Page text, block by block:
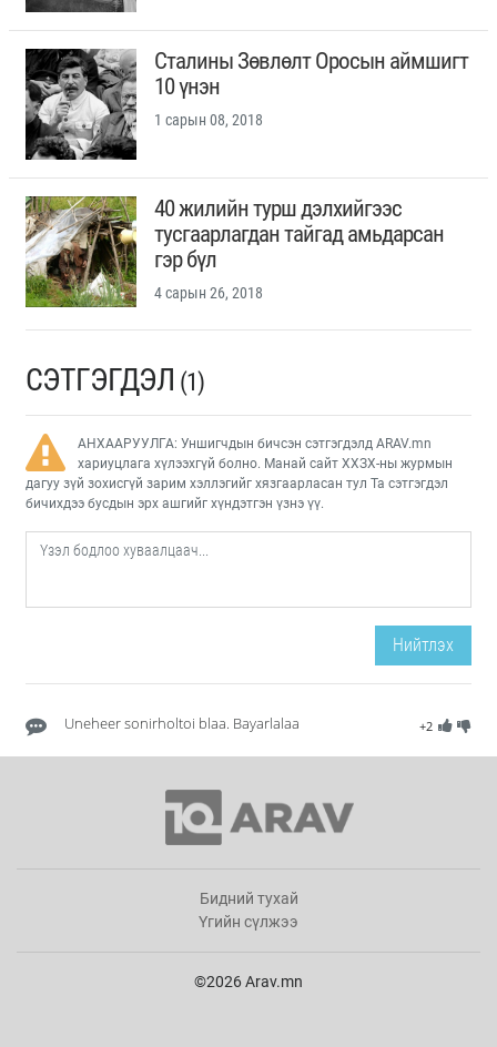
Сталины Зөвлөлт Оросын аймшигт
10 үнэн
1 сарын 08, 2018
40 жилийн турш дэлхийгээс
тусгаарлагдан тайгад амьдарсан
гэр бүл
4 сарын 26, 2018
СЭТГЭГДЭЛ (1)
АНХААРУУЛГА: Уншигчдын бичсэн сэтгэгдэлд ARAV.mn
хариуцлага хүлээхгүй болно. Манай сайт ХХЗХ-ны журмын
дагуу зүй зохисгүй зарим хэллэгийг хязгаарласан тул Та сэтгэгдэл
бичихдээ бусдын эрх ашгийг хүндэтгэн үзнэ үү.
Нийтлэх
+2
Uneheer sonirholtoi blaa. Bayarlalaa
Бидний тухай
Үгийн сүлжээ
©2026 Arav.mn